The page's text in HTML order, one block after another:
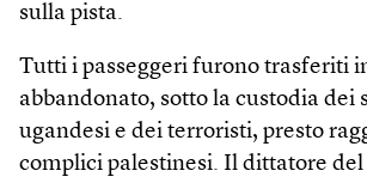
sulla pista.
Tutti i passeggeri furono trasferiti
abbandonato, sotto la custodia dei
ugandesi e dei terroristi, presto
complici palestinesi. Il dittatore del